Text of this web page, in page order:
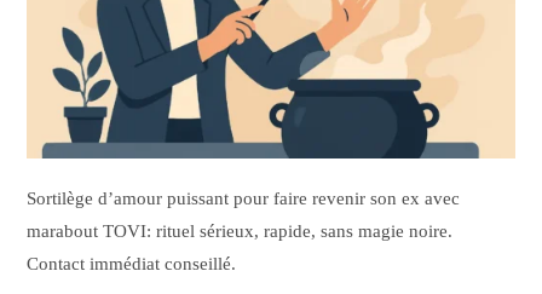
Sortilège d’amour puissant pour faire revenir son ex avec
marabout TOVI: rituel sérieux, rapide, sans magie noire.
Contact immédiat conseillé.